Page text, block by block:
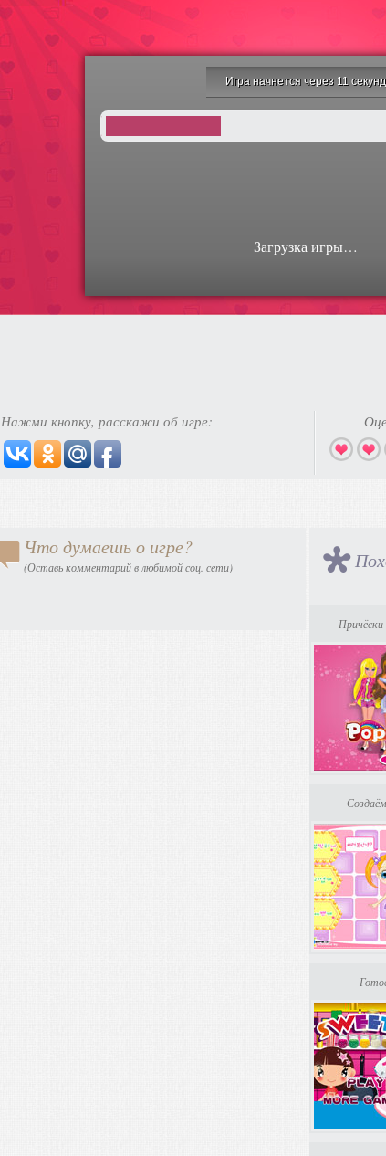
Игра начнется через 10 секунд
Загрузка игры…
Нажми кнопку, расскажи об игре:
Что думаешь о игре?
(Оставь комментарий в любимой соц. сети)
Причёски
Милый Бургер Гламурная